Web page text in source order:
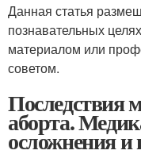
Данная статья
познавательных
материалом или
советом.
Последствия
аборта.
осложнения